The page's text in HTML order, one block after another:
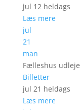
jul 12 heldags
Læs mere
jul
21
man
Fælleshus
Billetter
jul 21 heldags
Læs mere